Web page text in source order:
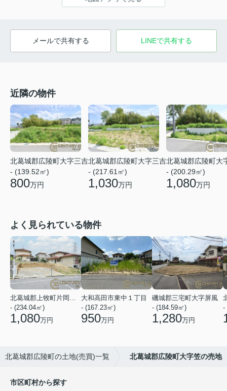
メールで共有する LINEで共有する
近隣の物件
北葛城郡広陵町大字三吉
- (139.52㎡)
800万円
北葛城郡広陵町大字三吉
- (217.61㎡)
1,030万円
北葛城郡広陵町大
- (200.29㎡)
1,080万円
よく見られている物件
北葛城郡上牧町片岡台１丁目
- (234.04㎡)
1,080万円
大和高田市東中１丁目
- (167.23㎡)
950万円
磯城郡三宅町大字屏風
- (184.59㎡)
1,280万円
-
北葛城郡広陵町の土地(売買)一覧 北葛城郡広陵町大字笠の売地
市区町村から探す